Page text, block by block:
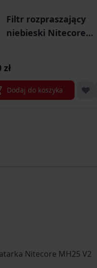
Filtr rozpraszający
niebieski Nitecore
zł
Dodaj do koszyka